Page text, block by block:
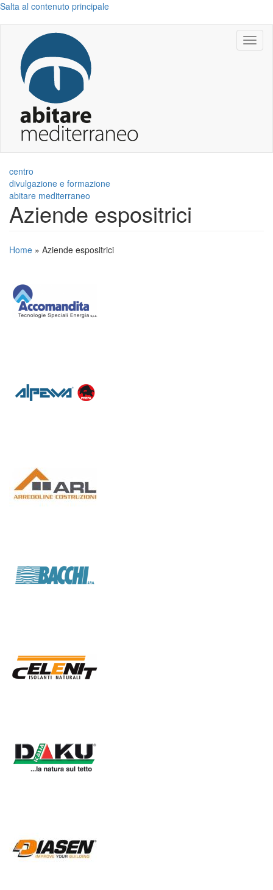
Salta al contenuto principale
centro
divulgazione e formazione
abitare mediterraneo
Aziende espositrici
Home » Aziende espositrici